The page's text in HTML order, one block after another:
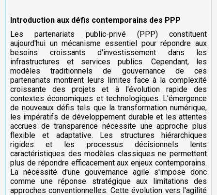
Introduction aux défis contemporains des PPP
Les partenariats public-privé (PPP) constituent
aujourd'hui un mécanisme essentiel pour répondre aux
besoins croissants d'investissement dans les
infrastructures et services publics. Cependant, les
modèles traditionnels de gouvernance de ces
partenariats montrent leurs limites face à la complexité
croissante des projets et à l'évolution rapide des
contextes économiques et technologiques. L'émergence
de nouveaux défis tels que la transformation numérique,
les impératifs de développement durable et les attentes
accrues de transparence nécessite une approche plus
flexible et adaptative. Les structures hiérarchiques
rigides et les processus décisionnels lents
caractéristiques des modèles classiques ne permettent
plus de répondre efficacement aux enjeux contemporains.
La nécessité d'une gouvernance agile s'impose donc
comme une réponse stratégique aux limitations des
approches conventionnelles. Cette évolution vers l'agilité